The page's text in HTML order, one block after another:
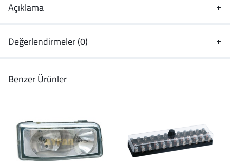
Açıklama
Değerlendirmeler (0)
Benzer Ürünler